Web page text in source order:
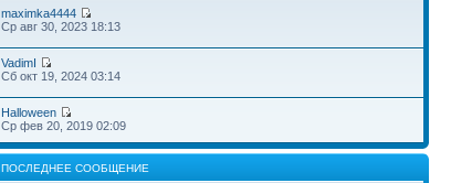
maximka4444
Ср авг 30, 2023 18:13
VadimI
Сб окт 19, 2024 03:14
Halloween
Ср фев 20, 2019 02:09
ПОСЛЕДНЕЕ СООБЩЕНИЕ